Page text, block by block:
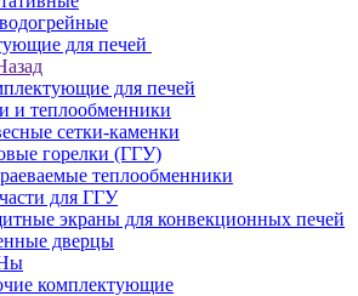
для печей
для печей
и теплообменники
сетки-каменки
горелки (ГГУ)
теплообменники
для ГГУ
экраны для конвекционных печей
дверцы
комплектующие